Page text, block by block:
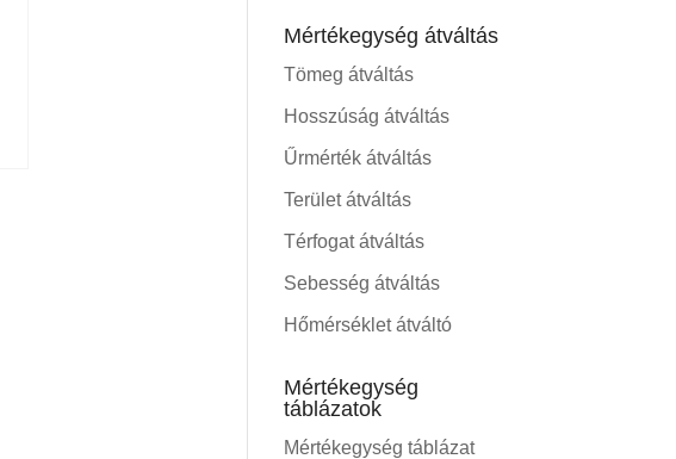
Mértékegység átváltás
Tömeg átváltás
Hosszúság átváltás
Űrmérték átváltás
Terület átváltás
Térfogat átváltás
Sebesség átváltás
Hőmérséklet átváltó
Mértékegység
táblázatok
Mértékegység táblázat